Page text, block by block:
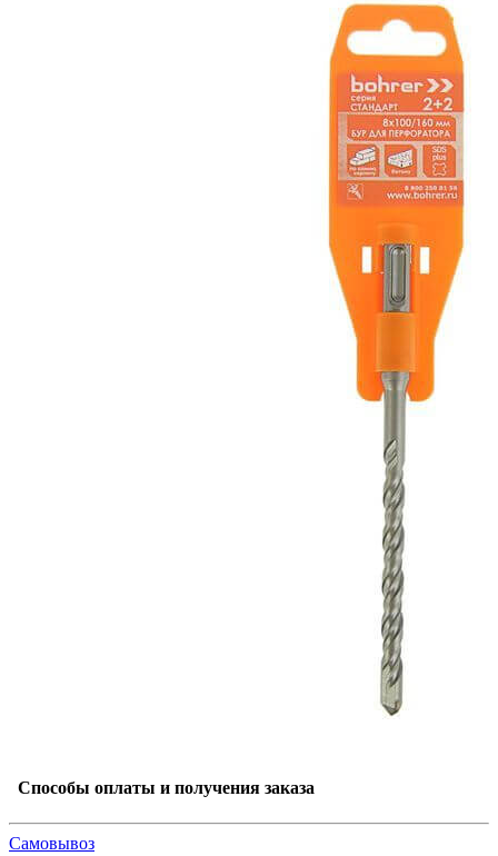
Способы оплаты и получения заказа
Самовывоз